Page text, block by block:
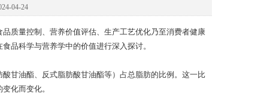
04-24
量控制、营养价值评估、生产工艺优化乃至消费者健康
品科学与营养学中的价值进行深入探讨。
甘油酯、反式脂肪酸甘油酯等）占总脂肪的比例。这一比
化而变化。